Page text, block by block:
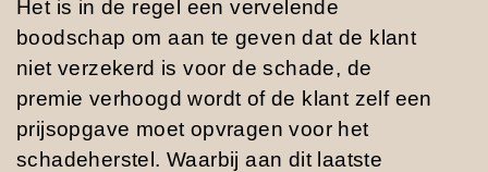
Het is in de regel een vervelende
boodschap om aan te geven dat de klant
niet verzekerd is voor de schade, de
premie verhoogd wordt of de klant zelf een
prijsopgave moet opvragen voor het
schadeherstel. Waarbij aan dit laatste